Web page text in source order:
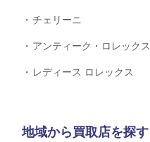
チェリーニ
アンティーク・ロレックス
レディース ロレックス
地域から買取店を探す